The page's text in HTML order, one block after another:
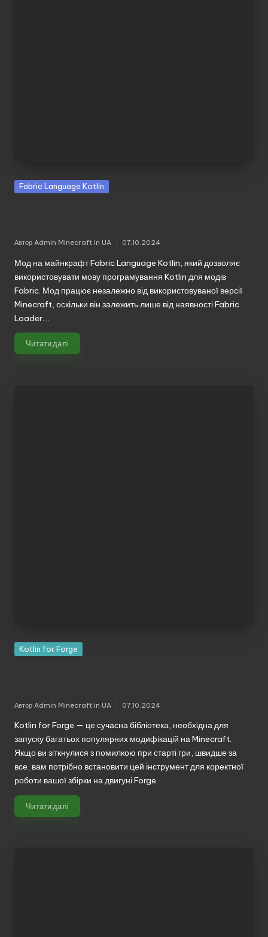
Fabric Language Kotlin
Опубліковано
Автор Admin Minecraft in UA 07.10.2024
Мод на майнкрафт Fabric Language Kotlin, який дозволяє
використовувати мову програмування Kotlin для модів
Fabric. Мод працює незалежно від використовуваної версії
Minecraft, оскільки він залежить лише від наявності Fabric
Loader.…
Читати далі
Kotlin for Forge
Опубліковано
Автор Admin Minecraft in UA 07.10.2024
Kotlin for Forge — це сучасна бібліотека, необхідна для
запуску багатьох популярних модифікацій на Minecraft.
Якщо ви зіткнулися з помилкою при старті гри, швидше за
все, вам потрібно встановити цей інструмент для коректної
роботи вашої збірки на двигуні Forge.
Читати далі